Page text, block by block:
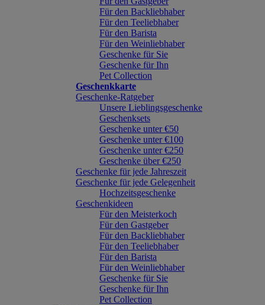
Für den Backliebhaber
Für den Teeliebhaber
Für den Barista
Für den Weinliebhaber
Geschenke für Sie
Geschenke für Ihn
Pet Collection
Geschenkkarte
Geschenke-Ratgeber
Unsere Lieblingsgeschenke
Geschenksets
Geschenke unter €50
Geschenke unter €100
Geschenke unter €250
Geschenke über €250
Geschenke für jede Jahreszeit
Geschenke für jede Gelegenheit
Hochzeitsgeschenke
Geschenkideen
Für den Meisterkoch
Für den Gastgeber
Für den Backliebhaber
Für den Teeliebhaber
Für den Barista
Für den Weinliebhaber
Geschenke für Sie
Geschenke für Ihn
Pet Collection